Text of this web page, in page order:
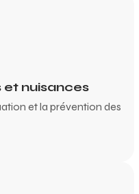
et nuisances
et la prévention des